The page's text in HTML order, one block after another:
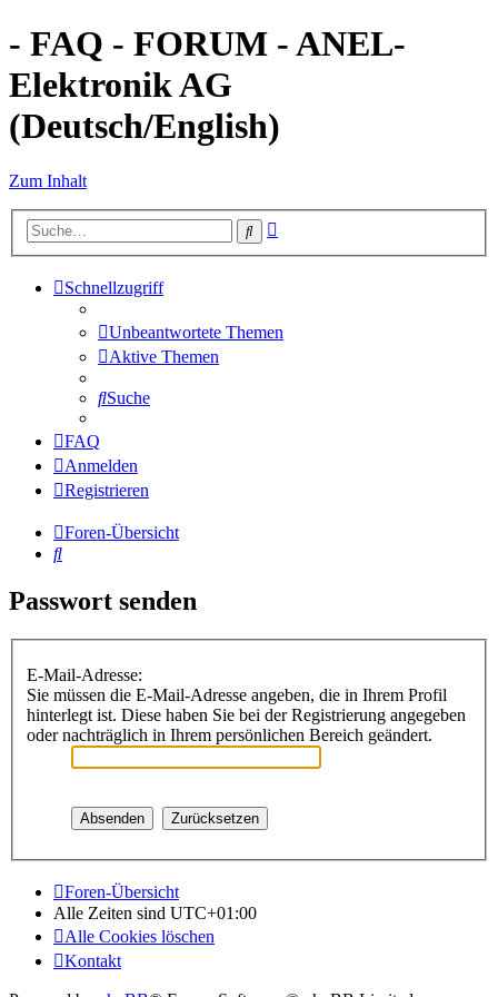
- FAQ - FORUM - ANEL-
Elektronik AG
(Deutsch/English)
Zum Inhalt
Suche
Schnellzugriff
Unbeantwortete Themen
Aktive Themen
Suche
FAQ
Anmelden
Registrieren
Foren-Übersicht
Suche
Passwort senden
E-Mail-Adresse:
Sie müssen die E-Mail-Adresse angeben, die in Ihrem Profil
hinterlegt ist. Diese haben Sie bei der Registrierung angegeben
oder nachträglich in Ihrem persönlichen Bereich geändert.
Foren-Übersicht
Alle Zeiten sind UTC+01:00
Alle Cookies löschen
Kontakt